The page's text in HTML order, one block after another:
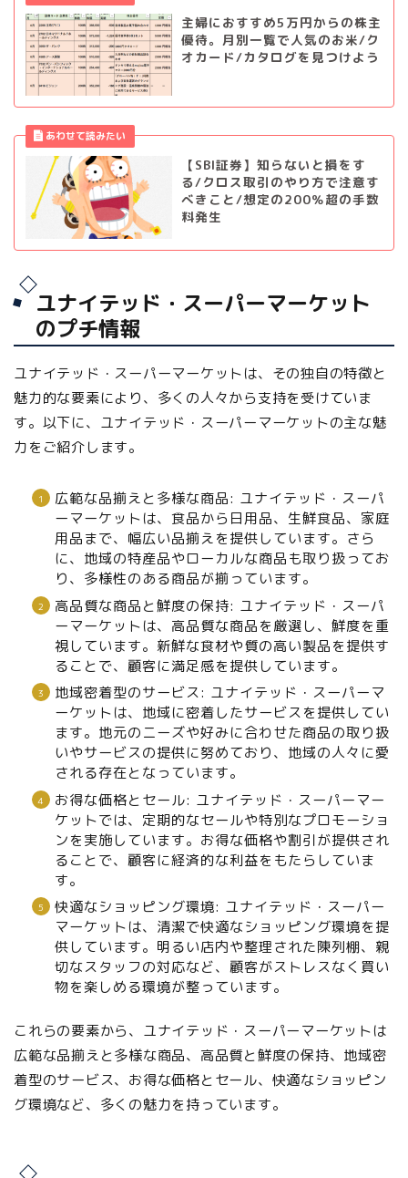
主婦におすすめ5万円からの株主
優待。月別一覧で人気のお米/ク
オカード/カタログを見つけよう
【SBI証券】知らないと損をす
る/クロス取引のやり方で注意す
べきこと/想定の200％超の手数
料発生
ユナイテッド・スーパーマーケット
のプチ情報
ユナイテッド・スーパーマーケットは、その独自の特徴と
魅力的な要素により、多くの人々から支持を受けていま
す。以下に、ユナイテッド・スーパーマーケットの主な魅
力をご紹介します。
広範な品揃えと多様な商品: ユナイテッド・スーパ
ーマーケットは、食品から日用品、生鮮食品、家庭
用品まで、幅広い品揃えを提供しています。さら
に、地域の特産品やローカルな商品も取り扱ってお
り、多様性のある商品が揃っています。
高品質な商品と鮮度の保持: ユナイテッド・スーパ
ーマーケットは、高品質な商品を厳選し、鮮度を重
視しています。新鮮な食材や質の高い製品を提供す
ることで、顧客に満足感を提供しています。
地域密着型のサービス: ユナイテッド・スーパーマ
ーケットは、地域に密着したサービスを提供してい
ます。地元のニーズや好みに合わせた商品の取り扱
いやサービスの提供に努めており、地域の人々に愛
される存在となっています。
お得な価格とセール: ユナイテッド・スーパーマー
ケットでは、定期的なセールや特別なプロモーショ
ンを実施しています。お得な価格や割引が提供され
ることで、顧客に経済的な利益をもたらしていま
す。
快適なショッピング環境: ユナイテッド・スーパー
マーケットは、清潔で快適なショッピング環境を提
供しています。明るい店内や整理された陳列棚、親
切なスタッフの対応など、顧客がストレスなく買い
物を楽しめる環境が整っています。
これらの要素から、ユナイテッド・スーパーマーケットは
広範な品揃えと多様な商品、高品質と鮮度の保持、地域密
着型のサービス、お得な価格とセール、快適なショッピン
グ環境など、多くの魅力を持っています。